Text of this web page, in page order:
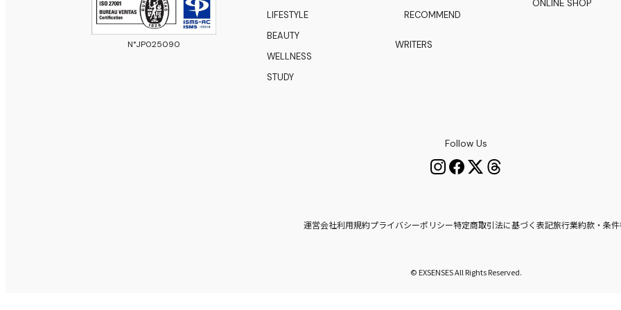
N°JP025090
LIFESTYLE
BEAUTY
WELLNESS
STUDY
RECOMMEND
WRITERS
ONLINE SHOP
Follow Us
運営会社利用規約プライバシーポリシー特定商取引法に基づく表記旅行業約款・条
© EXSENSES All Rights Reserved.